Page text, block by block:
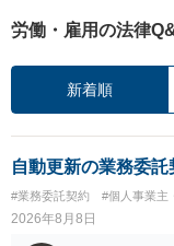
労働・雇用の法律
新着順
自動更新の業務委
#業務委託契約 #個人事業主
2026年8月8日